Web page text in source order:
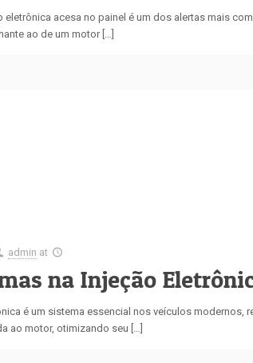
eletrônica acesa no painel é um dos alertas mais
ao de um motor […]
admin at
na Injeção
é um sistema essencial nos veículos modernos,
ao motor, otimizando seu […]